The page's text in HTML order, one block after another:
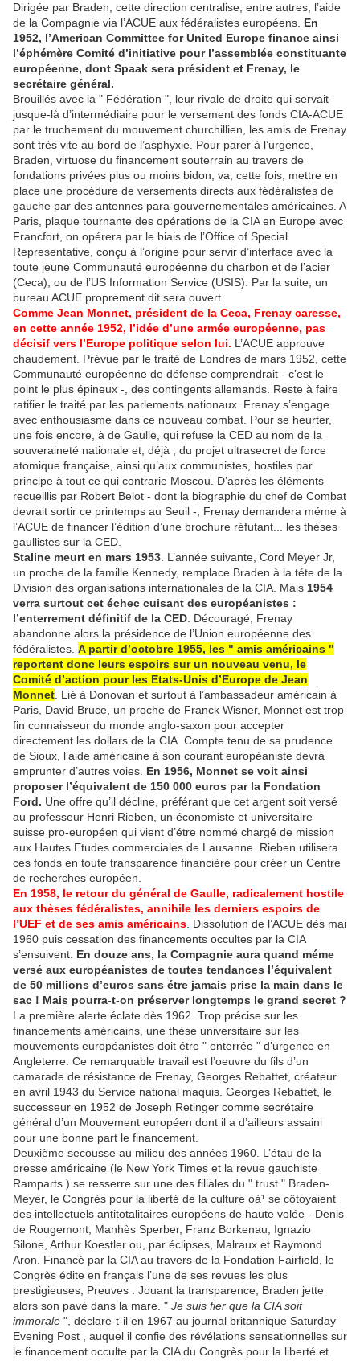
Dirigée par Braden, cette direction centralise, entre autres, l’aide
de la Compagnie via l’ACUE aux fédéralistes européens. En
1952, l’American Committee for United Europe finance ainsi
l’éphémère Comité d’initiative pour l’assemblée constituante
européenne, dont Spaak sera président et Frenay, le
secrétaire général.
Brouillés avec la " Fédération ", leur rivale de droite qui servait
jusque-là d’intermédiaire pour le versement des fonds CIA-ACUE
par le truchement du mouvement churchillien, les amis de Frenay
sont très vite au bord de l’asphyxie. Pour parer à l’urgence,
Braden, virtuose du financement souterrain au travers de
fondations privées plus ou moins bidon, va, cette fois, mettre en
place une procédure de versements directs aux fédéralistes de
gauche par des antennes para-gouvernementales américaines. A
Paris, plaque tournante des opérations de la CIA en Europe avec
Francfort, on opérera par le biais de l’Office of Special
Representative, conçu à l’origine pour servir d’interface avec la
toute jeune Communauté européenne du charbon et de l’acier
(Ceca), ou de l’US Information Service (USIS). Par la suite, un
bureau ACUE proprement dit sera ouvert.
Comme Jean Monnet, président de la Ceca, Frenay caresse,
en cette année 1952, l’idée d’une armée européenne, pas
décisif vers l’Europe politique selon lui. L’ACUE approuve
chaudement. Prévue par le traité de Londres de mars 1952, cette
Communauté européenne de défense comprendrait - c’est le
point le plus épineux -, des contingents allemands. Reste à faire
ratifier le traité par les parlements nationaux. Frenay s’engage
avec enthousiasme dans ce nouveau combat. Pour se heurter,
une fois encore, à de Gaulle, qui refuse la CED au nom de la
souveraineté nationale et, déjà , du projet ultrasecret de force
atomique française, ainsi qu’aux communistes, hostiles par
principe à tout ce qui contrarie Moscou. D’après les éléments
recueillis par Robert Belot - dont la biographie du chef de Combat
devrait sortir ce printemps au Seuil -, Frenay demandera méme à
l’ACUE de financer l’édition d’une brochure réfutant... les thèses
gaullistes sur la CED.
Staline meurt en mars 1953 . L’année suivante, Cord Meyer Jr,
un proche de la famille Kennedy, remplace Braden à la téte de la
Division des organisations internationales de la CIA. Mais 1954
verra surtout cet échec cuisant des européanistes :
l’enterrement définitif de la CED . Découragé, Frenay
abandonne alors la présidence de l’Union européenne des
fédéralistes. A partir d’octobre 1955, les " amis américains "
reportent donc leurs espoirs sur un nouveau venu, le
Comité d’action pour les Etats-Unis d’Europe de Jean
Monnet . Lié à Donovan et surtout à l’ambassadeur américain à
Paris, David Bruce, un proche de Franck Wisner, Monnet est trop
fin connaisseur du monde anglo-saxon pour accepter
directement les dollars de la CIA. Compte tenu de sa prudence
de Sioux, l’aide américaine à son courant européaniste devra
emprunter d’autres voies. En 1956, Monnet se voit ainsi
proposer l’équivalent de 150 000 euros par la Fondation
Ford. Une offre qu’il décline, préférant que cet argent soit versé
au professeur Henri Rieben, un économiste et universitaire
suisse pro-européen qui vient d’étre nommé chargé de mission
aux Hautes Etudes commerciales de Lausanne. Rieben utilisera
ces fonds en toute transparence financière pour créer un Centre
de recherches européen.
En 1958, le retour du général de Gaulle, radicalement hostile
aux thèses fédéralistes, annihile les derniers espoirs de
l’UEF et de ses amis américains . Dissolution de l’ACUE dès mai
1960 puis cessation des financements occultes par la CIA
s’ensuivent. En douze ans, la Compagnie aura quand méme
versé aux européanistes de toutes tendances l’équivalent
de 50 millions d’euros sans étre jamais prise la main dans le
sac ! Mais pourra-t-on préserver longtemps le grand secret ?
La première alerte éclate dès 1962. Trop précise sur les
financements américains, une thèse universitaire sur les
mouvements européanistes doit étre " enterrée " d’urgence en
Angleterre. Ce remarquable travail est l’oeuvre du fils d’un
camarade de résistance de Frenay, Georges Rebattet, créateur
en avril 1943 du Service national maquis. Georges Rebattet, le
successeur en 1952 de Joseph Retinger comme secrétaire
général d’un Mouvement européen dont il a d’ailleurs assaini
pour une bonne part le financement.
Deuxième secousse au milieu des années 1960. L’étau de la
presse américaine (le New York Times et la revue gauchiste
Ramparts ) se resserre sur une des filiales du " trust " Braden-
Meyer, le Congrès pour la liberté de la culture oà¹ se côtoyaient
des intellectuels antitotalitaires européens de haute volée - Denis
de Rougemont, Manhès Sperber, Franz Borkenau, Ignazio
Silone, Arthur Koestler ou, par éclipses, Malraux et Raymond
Aron. Financé par la CIA au travers de la Fondation Fairfield, le
Congrès édite en français l’une de ses revues les plus
prestigieuses, Preuves . Jouant la transparence, Braden jette
alors son pavé dans la mare. " Je suis fier que la CIA soit
immorale ", déclare-t-il en 1967 au journal britannique Saturday
Evening Post , auquel il confie des révélations sensationnelles sur
le financement occulte par la CIA du Congrès pour la liberté et